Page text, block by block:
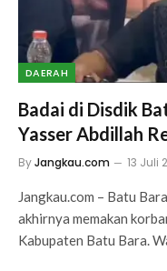
DAERAH
Badai di Disdik
Yasser Abdillah
ByJangkau.com 13 Juli
Jangkau.com – Batu
akhirnya memakan
Kabupaten Batu Bara.